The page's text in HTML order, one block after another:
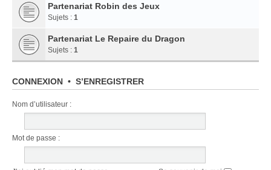
Partenariat Robin des Jeux
Sujets : 1
Partenariat Le Repaire du Dragon
Sujets : 1
CONNEXION • S’ENREGISTRER
Nom d’utilisateur :
Mot de passe :